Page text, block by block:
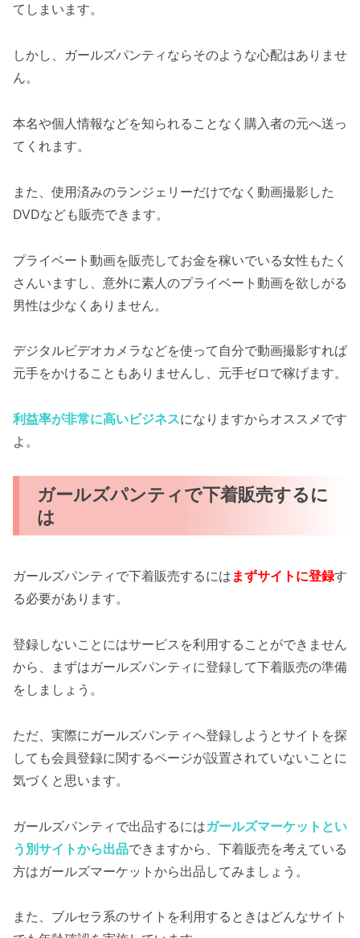
てしまいます。
しかし、ガールズパンティならそのような心配はありませ
ん。
本名や個人情報などを知られることなく購入者の元へ送っ
てくれます。
また、使用済みのランジェリーだけでなく動画撮影した
DVDなども販売できます。
プライベート動画を販売してお金を稼いでいる女性もたく
さんいますし、意外に素人のプライベート動画を欲しがる
男性は少なくありません。
デジタルビデオカメラなどを使って自分で動画撮影すれば
元手をかけることもありませんし、元手ゼロで稼げます。
利益率が非常に高いビジネスになりますからオススメです
よ。
ガールズパンティで下着販売するに
は
ガールズパンティで下着販売するには まずサイトに登録す
る必要があります。
登録しないことにはサービスを利用することができません
から、まずはガールズパンティに登録して下着販売の準備
をしましょう。
ただ、実際にガールズパンティへ登録しようとサイトを探
しても会員登録に関するページが設置されていないことに
気づくと思います。
ガールズパンティで出品するにはガールズマーケットとい
う別サイトから出品できますから、下着販売を考えている
方はガールズマーケットから出品してみましょう。
また、ブルセラ系のサイトを利用するときはどんなサイト